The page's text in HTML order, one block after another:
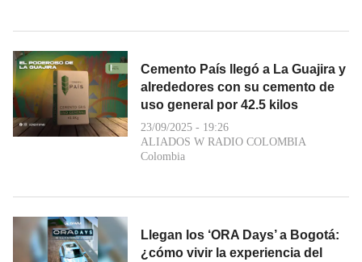
Cemento País llegó a La Guajira y
alrededores con su cemento de
uso general por 42.5 kilos
23/09/2025 - 19:26
ALIADOS W RADIO COLOMBIA
Colombia
Llegan los ‘ORA Days’ a Bogotá:
¿cómo vivir la experiencia del